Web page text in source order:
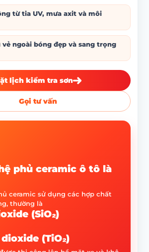
từ tia UV, mưa axit và môi
ngoài bóng đẹp và sang trọng
lịch kiểm tra sơn
Gọi tư vấn
phủ ceramic ô tô là
ceramic sử dụng các hợp chất
thường là
(SiO₂)
(TiO₂)